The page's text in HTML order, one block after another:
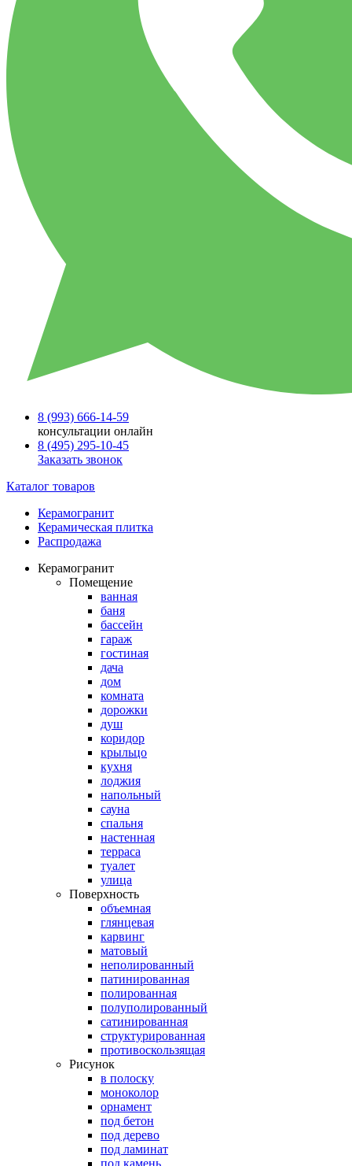
8 (993) 666-14-59
консультации онлайн
8 (495) 295-10-45
Заказать звонок
Каталог товаров
Керамогранит
Керамическая плитка
Распродажа
Керамогранит
Помещение
ванная
баня
бассейн
гараж
гостиная
дача
дом
комната
дорожки
душ
коридор
крыльцо
кухня
лоджия
напольный
сауна
спальня
настенная
терраса
туалет
улица
Поверхность
объемная
глянцевая
карвинг
матовый
неполированный
патинированная
полированная
полуполированный
сатинированная
структурированная
противоскользящая
Рисунок
в полоску
моноколор
орнамент
под бетон
под дерево
под ламинат
под камень